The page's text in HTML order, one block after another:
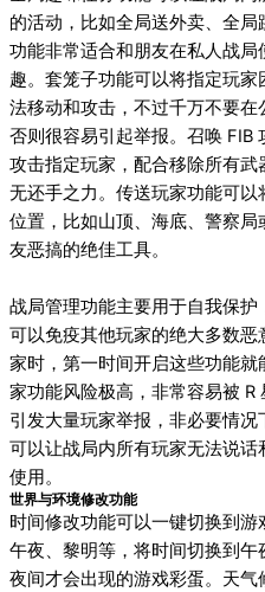
的活动，比如全局送外卖、全
功能非常适合和朋友在私人战
趣。套笼子功能可以将指定玩
法移动和攻击，不过千万不要在
否则很容易引起举报。召唤 FIB
攻击指定玩家，配合移除所有
无还手之力。传送玩家功能可
位置，比如山顶、海底、警察
友恶搞的绝佳工具。
战局管理功能主要用于自我保护
可以免疫其他玩家的绝大多数
家时，第一时间开启这些功能
家功能风险极高，非常容易被
引发大量玩家举报，非必要情
可以让战局内所有玩家无法说
使用。
世界与环境修改功能
时间修改功能可以一键切换到游
午夜、黎明等，将时间切换到
夜间才会出现的游戏彩蛋。天